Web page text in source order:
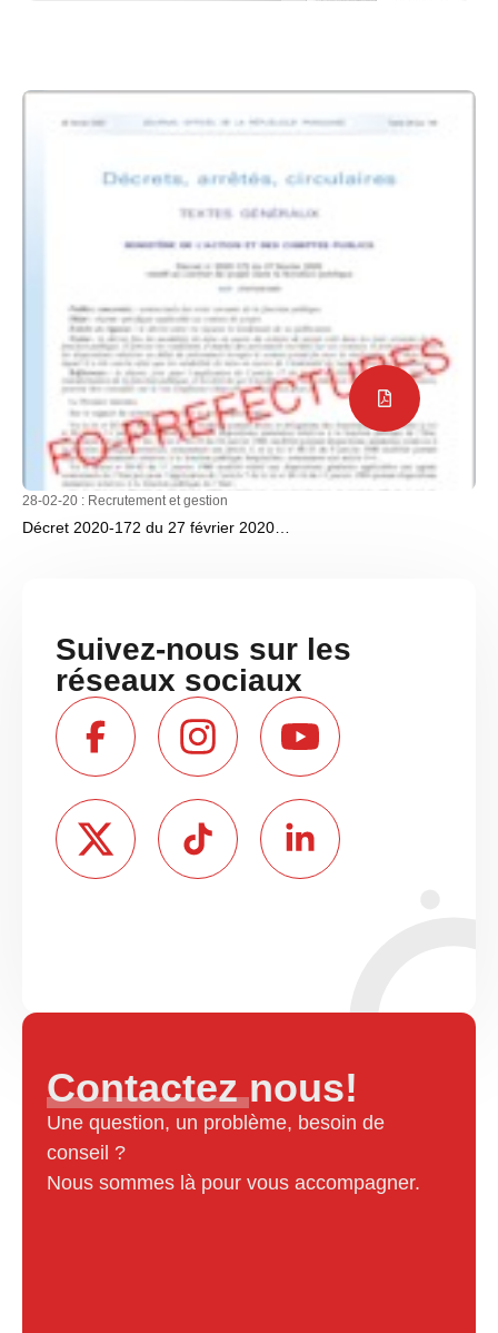
28-02-20 : Recrutement et gestion
Décret 2020-172 du 27 février 2020…
Suivez-nous sur les
réseaux sociaux
Contactez nous!
Une question, un problème, besoin de
conseil ?
Nous sommes là pour vous accompagner.